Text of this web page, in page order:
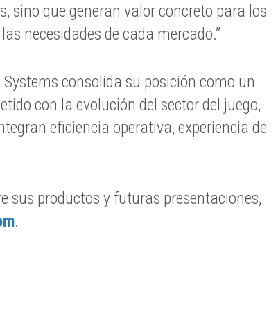
sino que generan valor concreto para los
necesidades de cada mercado.”
consolida su posición como un
con la evolución del sector del juego,
eficiencia operativa, experiencia de
sus productos y futuras presentaciones,
.